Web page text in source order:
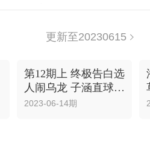
更新至20230615
第12期上 终极告白选
人闹乌龙 子涵直球打
动老张
2023-06-14期